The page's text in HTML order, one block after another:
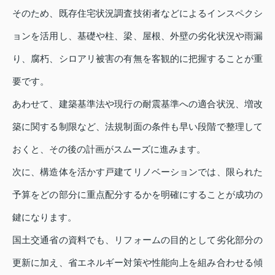
そのため、既存住宅状況調査技術者などによるインスペクシ
ョンを活用し、基礎や柱、梁、屋根、外壁の劣化状況や雨漏
り、腐朽、シロアリ被害の有無を客観的に把握することが重
要です。
あわせて、建築基準法や現行の耐震基準への適合状況、増改
築に関する制限など、法規制面の条件も早い段階で整理して
おくと、その後の計画がスムーズに進みます。
次に、構造体を活かす戸建てリノベーションでは、限られた
予算をどの部分に重点配分するかを明確にすることが成功の
鍵になります。
国土交通省の資料でも、リフォームの目的として劣化部分の
更新に加え、省エネルギー対策や性能向上を組み合わせる傾